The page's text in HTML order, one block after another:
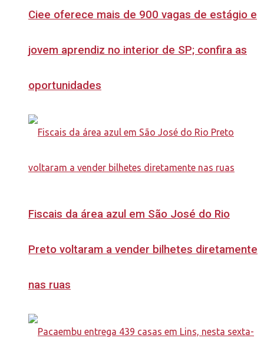
Ciee oferece mais de 900 vagas de estágio e
jovem aprendiz no interior de SP; confira as
oportunidades
Fiscais da área azul em São José do Rio
Preto voltaram a vender bilhetes diretamente
nas ruas